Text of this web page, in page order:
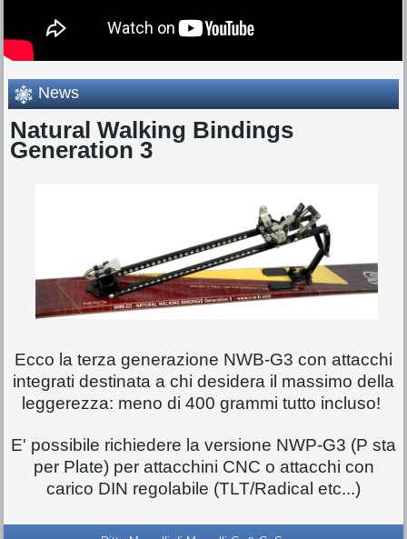
News
Natural Walking Bindings
Generation 3
Ecco la terza generazione NWB-G3 con attacchi
integrati destinata a chi desidera il massimo della
leggerezza: meno di 400 grammi tutto incluso!
E' possibile richiedere la versione NWP-G3 (P sta
per Plate) per attacchini CNC o attacchi con
carico DIN regolabile (TLT/Radical etc...)